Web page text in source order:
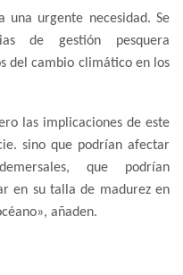
una urgente necesidad. Se
de gestión pesquera
del cambio climático en los
las implicaciones de este
sino que podrían afectar
que podrían
en su talla de madurez en
añaden.